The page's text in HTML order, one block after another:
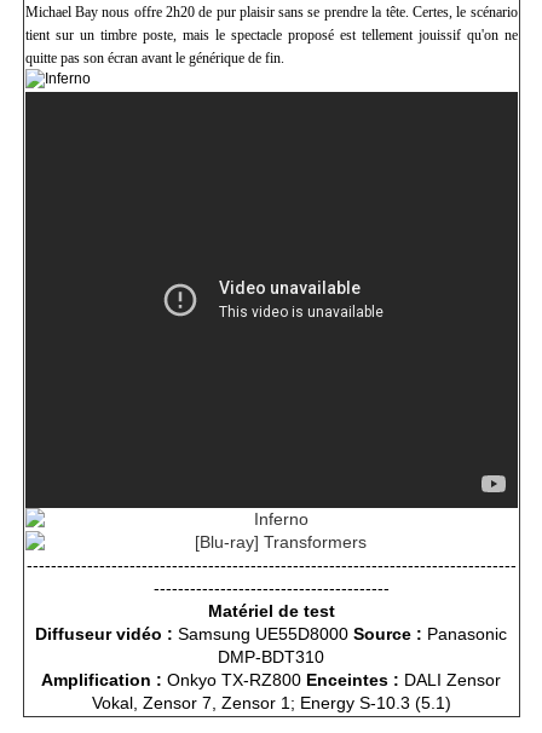
Michael Bay nous offre 2h20 de pur plaisir sans se prendre la tête. Certes, le scénario
tient sur un timbre poste, mais le spectacle proposé est tellement jouissif qu'on ne
quitte pas son écran avant le générique de fin.
---------------------------------------------------------------------------------
---------------------------------------
Matériel de test
Diffuseur vidéo : Samsung UE55D8000 Source : Panasonic
DMP-BDT310
Amplification : Onkyo TX-RZ800 Enceintes : DALI Zensor
Vokal, Zensor 7, Zensor 1; Energy S-10.3 (5.1)